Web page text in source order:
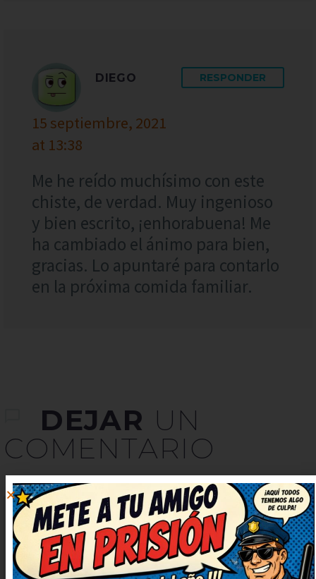
DIEGO
15 septiembre, 2021
at 13:38
RESPONDER
Me he reído muchísimo con este
chiste, de verdad. Muy ingenioso
y bien escrito, ¡enhorabuena! Me
ha cambiado el ánimo para bien,
gracias. Lo apuntaré para contarlo
en la próxima comida familiar.
DEJAR UN
COMENTARIO